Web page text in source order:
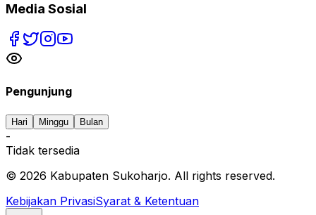
Media Sosial
Pengunjung
Hari Minggu Bulan
-
Tidak tersedia
© 2026 Kabupaten Sukoharjo. All rights reserved.
Kebijakan PrivasiSyarat & Ketentuan